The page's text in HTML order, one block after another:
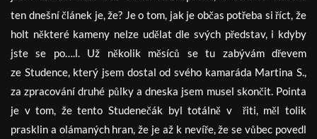
ten dnešní článek je, že? Je o tom, jak je občas potřeba si říct, že
holt některé kameny nelze udělat dle svých představ, i kdyby
jste se po….l. Už několik měsíců se tu zabývám dřevem
ze Studence, který jsem dostal od svého kamaráda Martina S.,
za zpracování druhé půlky a dneska jsem musel skončit. Pointa
je v tom, že tento Studenečák byl totálně v řiti, měl tolik
prasklin a olámaných hran, že je až k nevíře, že se vůbec povedl